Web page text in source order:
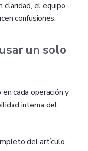
claridad, el equipo
confusiones.
un solo
cada operación y
interna del
del artículo.